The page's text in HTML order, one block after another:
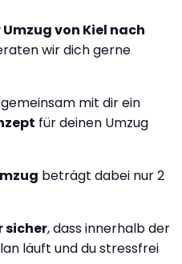
von Kiel nach
wir dich gerne
mit dir ein
für deinen Umzug
beträgt dabei nur 2
sicher, dass innerhalb der
läuft und du stressfrei